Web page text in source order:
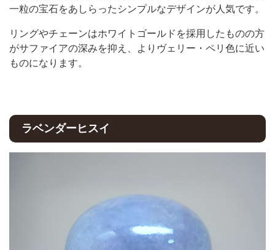
一粒の宝石をあしらったシンプルなデザインが人気です。
リングやチェーンはホワイトゴールドを採用したものの方
がサファイアの深みを抑え、よりヴェリー・ペリ色に近い
ものになります。
ラベンダーヒスイ